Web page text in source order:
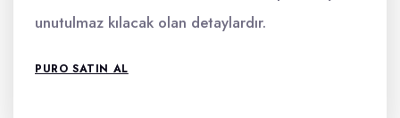
unutulmaz kılacak olan detaylardır.
PURO SATIN AL